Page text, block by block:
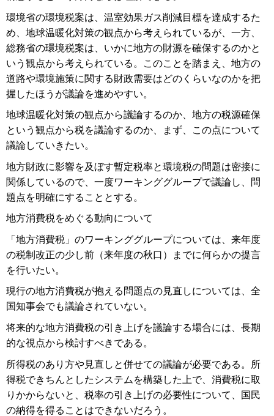
環境省の環境税案は、温室効果ガス削減目標を達成するた
め、地球温暖化対策の観点から考えられているが、一方、
総務省の環境税案は、いかに地方の財源を確保するのかと
いう観点から考えられている。このことを踏まえ、地方の
道路や環境施策に関する財政需要はどのくらいなのかを把
握したほうが議論を進めやすい。
地球温暖化対策の観点から議論するのか、地方の税源確保
という観点から税を議論するのか、まず、この点について
議論していきたい。
地方財政に影響を及ぼす暫定税率と環境税の問題は密接に
関係しているので、一度ワーキンググループで議論し、問
題点を明確にすることとする。
地方消費税をめぐる動向について
「地方消費税」のワーキンググループについては、来年度
の税制改正の少し前（来年度の秋口）までに何らかの提言
を行いたい。
現行の地方消費税が抱える問題点の見直しについては、全
国知事会でも議論されていない。
将来的な地方消費税の引き上げを議論する場合には、長期
的な視点から検討すべきである。
所得税のあり方や見直しと併せての議論が必要である。所
得税できちんとしたシステムを構築した上で、消費税に取
りかからないと、税率の引き上げの必要性について、国民
の納得を得ることはできないだろう。